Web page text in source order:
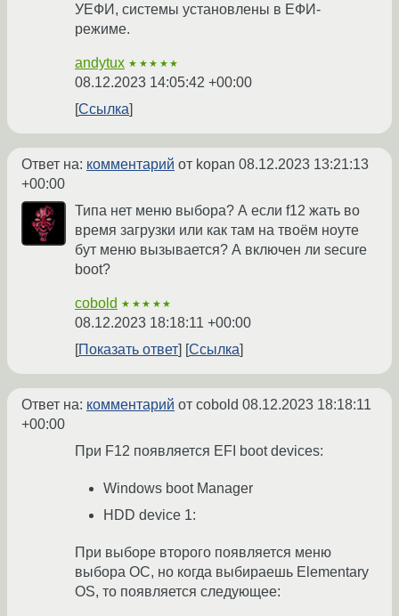
УЕФИ, системы установлены в ЕФИ-
режиме.
andytux ★★★★★
08.12.2023 14:05:42 +00:00
Ссылка
Ответ на: комментарий от kopan 08.12.2023 13:21:13
+00:00
Типа нет меню выбора? А если f12 жать во
время загрузки или как там на твоём ноуте
бут меню вызывается? А включен ли secure
boot?
cobold ★★★★★
08.12.2023 18:18:11 +00:00
Показать ответ
Ссылка
Ответ на: комментарий от cobold 08.12.2023 18:18:11
+00:00
При F12 появляется EFI boot devices:
Windows boot Manager
HDD device 1:
При выборе второго появляется меню
выбора ОС, но когда выбираешь Elementary
OS, то появляется следующее: